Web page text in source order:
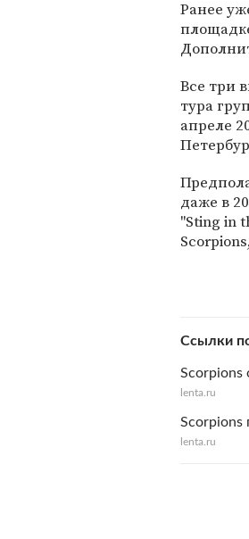
Ранее
Все три
тура
апреле
даже в
"Sting in
Ссылки
Scorpions
lenta.ru
Scorpions
lenta.ru